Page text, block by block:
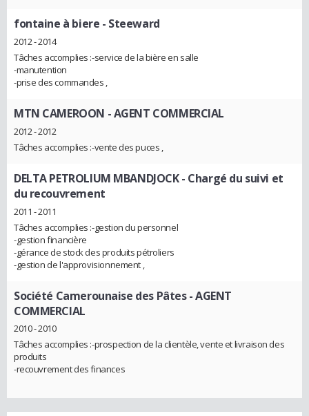
fontaine à biere - Steeward
2012 - 2014
Tâches accomplies :-service de la bière en salle
-manutention
-prise des commandes ,
MTN CAMEROON - AGENT COMMERCIAL
2012 - 2012
Tâches accomplies :-vente des puces ,
DELTA PETROLIUM MBANDJOCK- Chargé du suivi et
du recouvrement
2011 - 2011
Tâches accomplies :-gestion du personnel
-gestion financière
-gérance de stock des produits pétroliers
-gestion de l'approvisionnement ,
Société Camerounaise des Pâtes- AGENT
COMMERCIAL
2010 - 2010
Tâches accomplies :-prospection de la clientèle, vente et livraison des
produits
-recouvrement des finances